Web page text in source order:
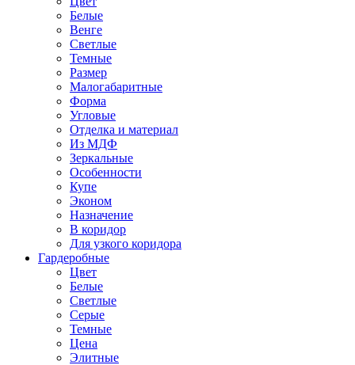
Белые
Венге
Светлые
Темные
Размер
Малогабаритные
Форма
Угловые
Отделка и материал
Из МДФ
Зеркальные
Особенности
Купе
Эконом
Назначение
В коридор
Для узкого коридора
Гардеробные
Цвет
Белые
Светлые
Серые
Темные
Цена
Элитные